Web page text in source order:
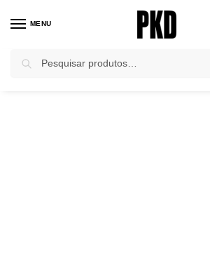
MENU
Início / Casacos e Jaquetas